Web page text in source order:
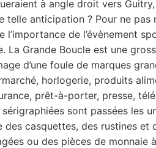
à angle droit vers
telle anticipation ? Pour ne
l’importance de l’évènement
La Grande Boucle est une
d’une foule de marques
horlogerie, produits
prêt-à-porter, presse,
sont passées les
des casquettes, des rustines
ou des pièces de monnaie